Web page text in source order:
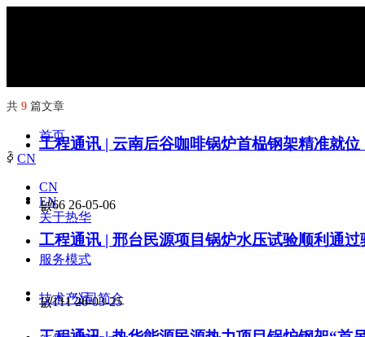
首页
关于热华
公司简介
技术产品
ꀅ CN
CN
EN
服务模式
共 9 篇文章
工程通讯 | 云南后谷咖啡锅炉首榀钢架精准就
넶66 26-05-06
工程通讯 | 邢台民源项目锅炉水压试验顺利通过
넶111 26-03-25